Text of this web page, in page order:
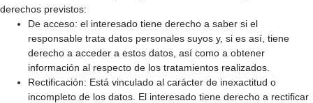
derechos previstos:
De acceso: el interesado tiene derecho a saber si el
responsable trata datos personales suyos y, si es así, tiene
derecho a acceder a estos datos, así como a obtener
información al respecto de los tratamientos realizados.
Rectificación: Está vinculado al carácter de inexactitud o
incompleto de los datos. El interesado tiene derecho a rectificar